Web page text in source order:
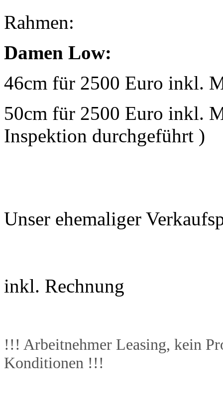
Rahmen:
Damen Low:
46cm für 2500 Euro inkl.
50cm für 2500 Euro inkl.
Inspektion durchgeführt )
Unser ehemaliger
inkl. Rechnung
!!! Arbeitnehmer Leasing, kein
Konditionen !!!